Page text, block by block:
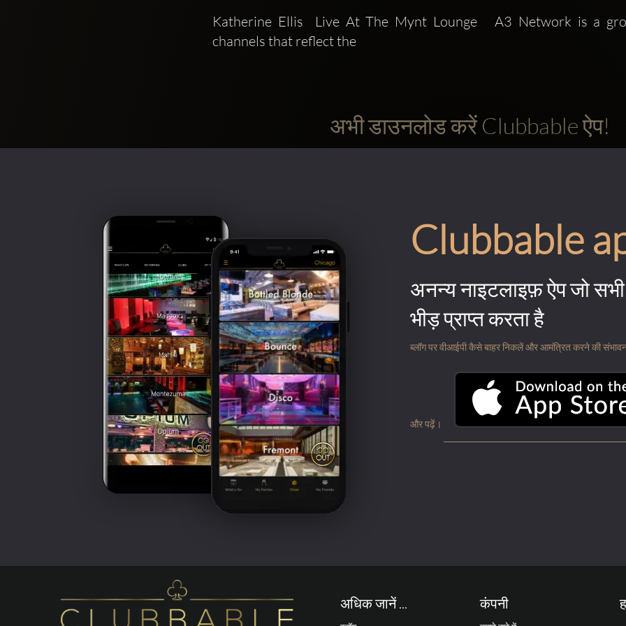
Katherine Ellis  Live At The Mynt Lounge   A3 Network is a
channels that reflect the
अभी डाउनलोड करें Clubbable ऐप!
Clubbable
अनन्य नाइटलाइफ़ ऐप जो
भीड़ प्राप्त करता है
ब्लॉग पर वीआईपी कैसे बाहर निकलें और आमंत्रित करने की
और पढ़ें।
अधिक जानें ... कंपनी